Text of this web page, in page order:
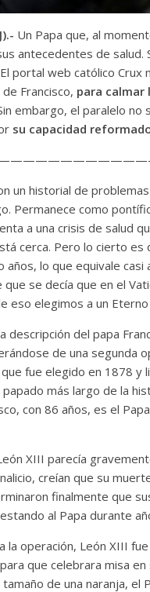
Un Papa que, al
antecedentes de salud.
El portal web católico Crux
Francisco, para calmar
embargo, el paralelo
su capacidad
un historial de
Permanece como
a una crisis de salud
cerca. Pero lo cierto
lo que equivale casi
se decía que en el
eso elegimos a un Eterno
descripción del papa
de una segunda
fue elegido en 1878
más largo de la
con 86 años, es el
XIII parecía
creían que su
finalmente que
al Papa durante
la operación, León XIII
que celebrara misa
de una naranja,